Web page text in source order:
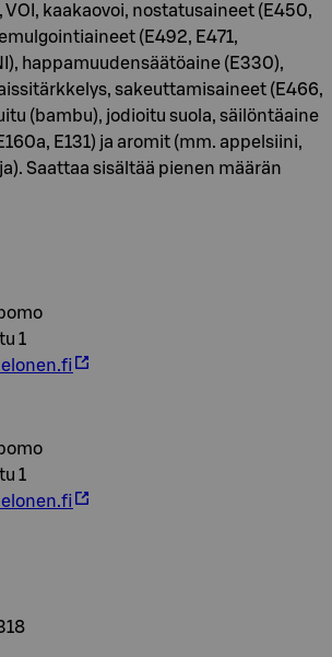
VOI, kaakaovoi, nostatusaineet (E450,
(E492, E471,
happamuudensäätöaine (E330),
sakeuttamisaineet (E466,
(bambu), jodioitu suola, säilöntäaine
E131) ja aromit (mm. appelsiini,
Saattaa sisältää pienen määrän
1
1